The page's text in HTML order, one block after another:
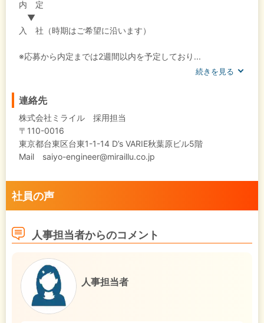
内 定
▼
入 社（時期はご希望に沿います）
※応募から内定までは2週間以内を予定しており...
続きを見る
連絡先
株式会社ミライル 採用担当
〒110-0016
東京都台東区台東1-1-14 D’s VARIE秋葉原ビル5階
Mail saiyo-engineer@miraillu.co.jp
社員の声
人事担当者からのコメント
人事担当者